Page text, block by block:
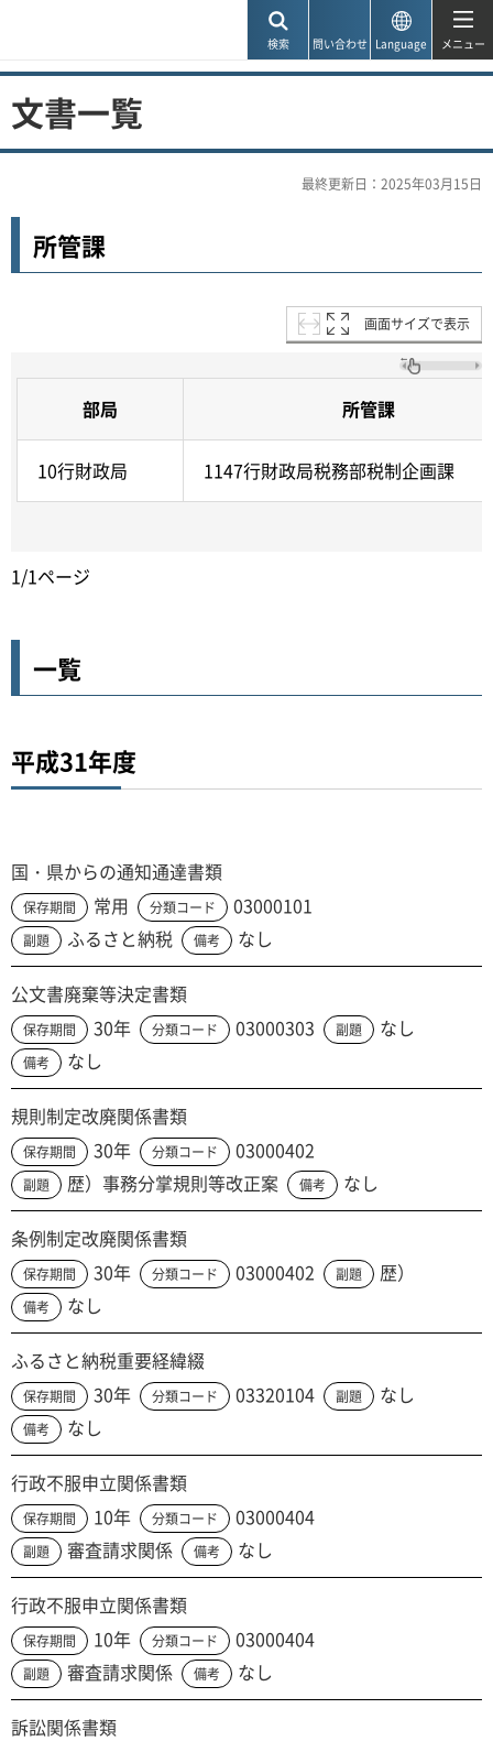
検索 問い合わせ Language メニュー
文書一覧
最終更新日：2025年03月15日
所管課
画面サイズで表示
部局 所管課
10行財政局 1147行財政局税務部税制企画課
1/1ページ
一覧
平成31年度
国・県からの通知通達書類
保存期間 常用 分類コード 03000101
副題 ふるさと納税 備考 なし
公文書廃棄等決定書類
保存期間 30年 分類コード 03000303 副題 なし
備考 なし
規則制定改廃関係書類
保存期間 30年 分類コード 03000402
副題 歴）事務分掌規則等改正案 備考 なし
条例制定改廃関係書類
保存期間 30年 分類コード 03000402 副題 歴）
備考 なし
ふるさと納税重要経緯綴
保存期間 30年 分類コード 03320104 副題 なし
備考 なし
行政不服申立関係書類
保存期間 10年 分類コード 03000404
副題 審査請求関係 備考 なし
行政不服申立関係書類
保存期間 10年 分類コード 03000404
副題 審査請求関係 備考 なし
訴訟関係書類